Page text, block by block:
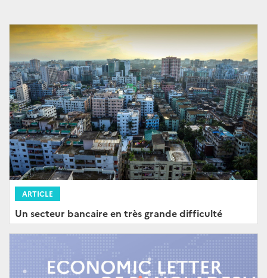
ARTICLE
Un secteur bancaire en très grande difficulté